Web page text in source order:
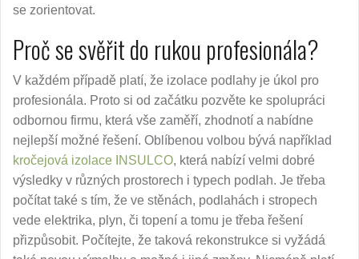
se zorientovat.
Proč se svěřit do rukou profesionála?
V každém případě platí, že izolace podlahy je úkol pro
profesionála. Proto si od začátku pozvěte ke spolupráci
odbornou firmu, která vše zaměří, zhodnotí a nabídne
nejlepší možné řešení. Oblíbenou volbou bývá například
kročejová izolace INSULCO, která nabízí velmi dobré
výsledky v různých prostorech i typech podlah. Je třeba
počítat také s tím, že ve stěnách, podlahách i stropech
vede elektrika, plyn, či topení a tomu je třeba řešení
přizpůsobit. Počítejte, že taková rekonstrukce si vyžádá